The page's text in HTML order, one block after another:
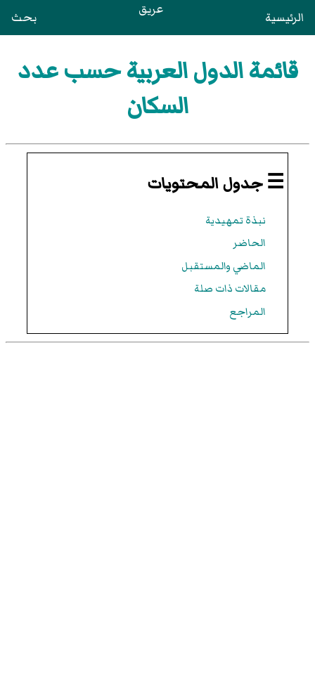
الرئيسية عريق بحث
قائمة الدول العربية حسب عدد
السكان
☰ جدول المحتويات
نبذة تمهيدية
الحاضر
الماضي والمستقبل
مقالات ذات صلة
المراجع